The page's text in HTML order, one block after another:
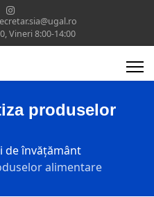
Vineri 8:00-14:00
produselor
de învățământ
alimentare